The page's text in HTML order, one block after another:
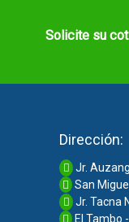
Solicite su
Dirección:
Jr.
San
Jr. Tacna
El Tambo